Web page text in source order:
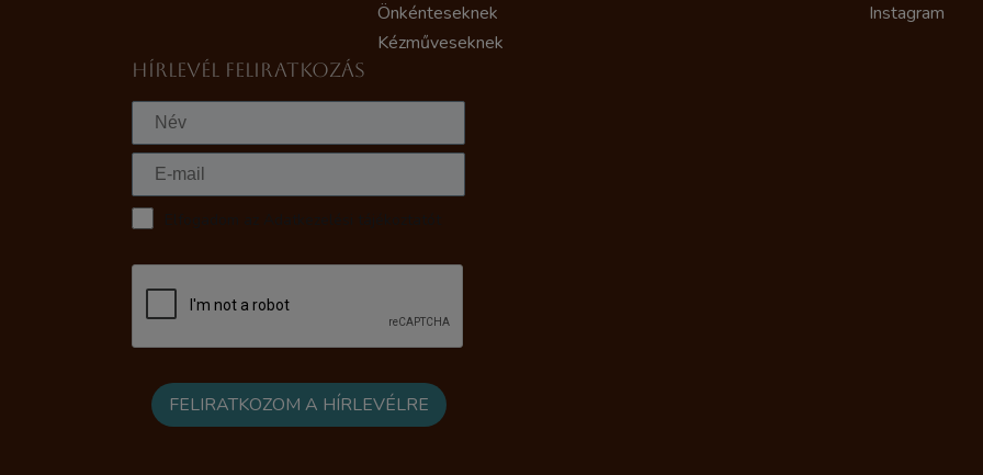
Önkénteseknek
Kézműveseknek
Instagram
HÍRLEVÉL FELIRATKOZÁS